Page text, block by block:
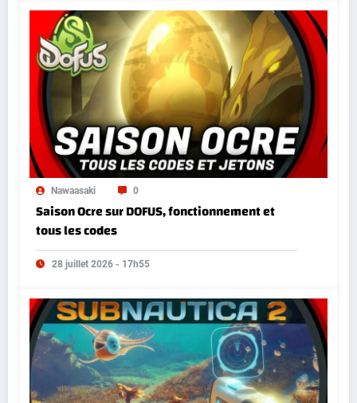
Nawaasaki 0
Saison Ocre sur DOFUS, fonctionnement et
tous les codes
28 juillet 2026 - 17h55